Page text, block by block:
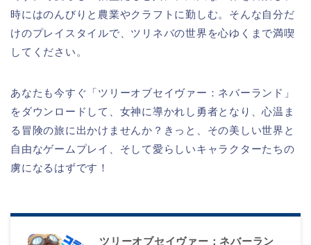
時にはのんびりと農業やクラフトに勤しむ。そんな自分だ
けのプレイスタイルで、ツリネバの世界を心ゆくまで満喫
してください。
あなたも今すぐ「ツリーオブセイヴァー：ネバーランド」
をダウンロードして、女神に導かれし勇者となり、心温ま
る冒険の旅に出かけませんか？きっと、その美しい世界と
自由なゲームプレイ、そして愛らしいキャラクターたちの
虜になるはずです！
ツリーオブセイヴァー：ネバーラン